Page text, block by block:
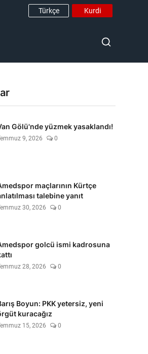
Türkçe Kurdi
Gölü'nde yüzmek yasaklandı!
9, 2026 0
maçlarının Kürtçe
talebine yanıt
30, 2026 0
golcü ismi kadrosuna
28, 2026 0
Boyun: PKK yetersiz, yeni
kuracağız
15, 2026 0